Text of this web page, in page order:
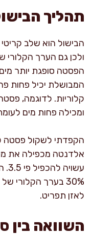
תהליך
הבישול הוא שלב
ולכן גם הערך הקלורי
המבושלת יכיל פחות
קלוריות. לדוגמה,
ומכילה פחות מים
הקפדתי לשקול פסטה
30% בערך
לאזן תפריט.
השוואה בין